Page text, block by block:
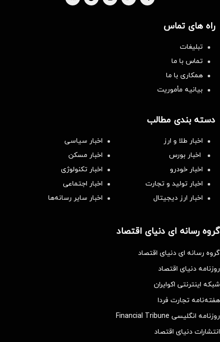
راه های تماس
تبلیغات
تماس با ما
همکاری با ما
بیانیه مأموریت
دسته بندی مطالب
اخبار طلا و ارز
اخبار سیاسی
اخبار بورس
اخبار مسکن
اخبار خودرو
اخبار تکنولوژی
اخبار تولید و تجارت
اخبار اجتماعی
اخبار ارز دیجیتال
اخبار سایر رسانه‌‌ها
گروه رسانه ای دنیای اقتصاد
گروه رسانه ای دنیای اقتصاد
روزنامه دنیای اقتصاد
شبکه اینترنتی اکوایران
هفته‌نامه تجارت فردا
روزنامه انگلیسی Financial Tribune
انتشارات دنیای اقتصاد